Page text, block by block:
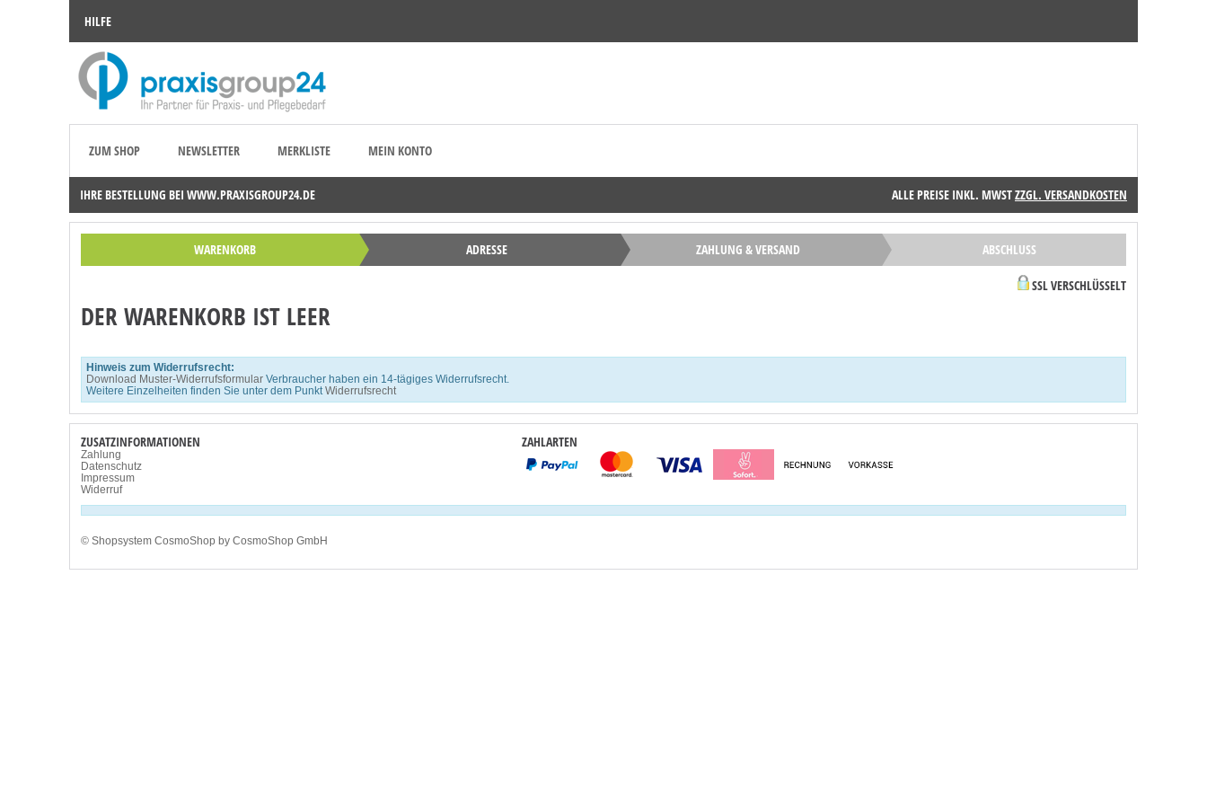
HILFE
ZUM SHOP NEWSLETTER MERKLISTE MEIN KONTO
IHRE BESTELLUNG BEI WWW.PRAXISGROUP24.DE ALLE PREISE INKL. MWSTZZGL. VERSANDKOSTEN
WARENKORB ADRESSE ZAHLUNG & VERSAND ABSCHLUSS
SSL VERSCHLÜSSELT
DER WARENKORB IST LEER
Hinweis zum Widerrufsrecht:
Download Muster-Widerrufsformular Verbraucher haben ein 14-tägiges Widerrufsrecht.
Weitere Einzelheiten finden Sie unter dem PunktWiderrufsrecht
ZUSATZINFORMATIONEN
Zahlung
Datenschutz
Impressum
Widerruf
ZAHLARTEN
© Shopsystem CosmoShop by CosmoShop GmbH